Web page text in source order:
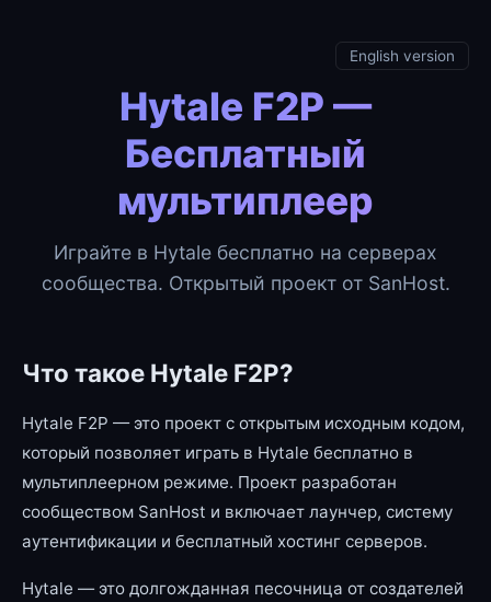
English version
Hytale F2P —
Бесплатный
мультиплеер
Играйте в Hytale бесплатно на серверах
сообщества. Открытый проект от SanHost.
Что такое Hytale F2P?
Hytale F2P — это проект с открытым исходным кодом,
который позволяет играть в Hytale бесплатно в
мультиплеерном режиме. Проект разработан
сообществом SanHost и включает лаунчер, систему
аутентификации и бесплатный хостинг серверов.
Hytale — это долгожданная песочница от создателей